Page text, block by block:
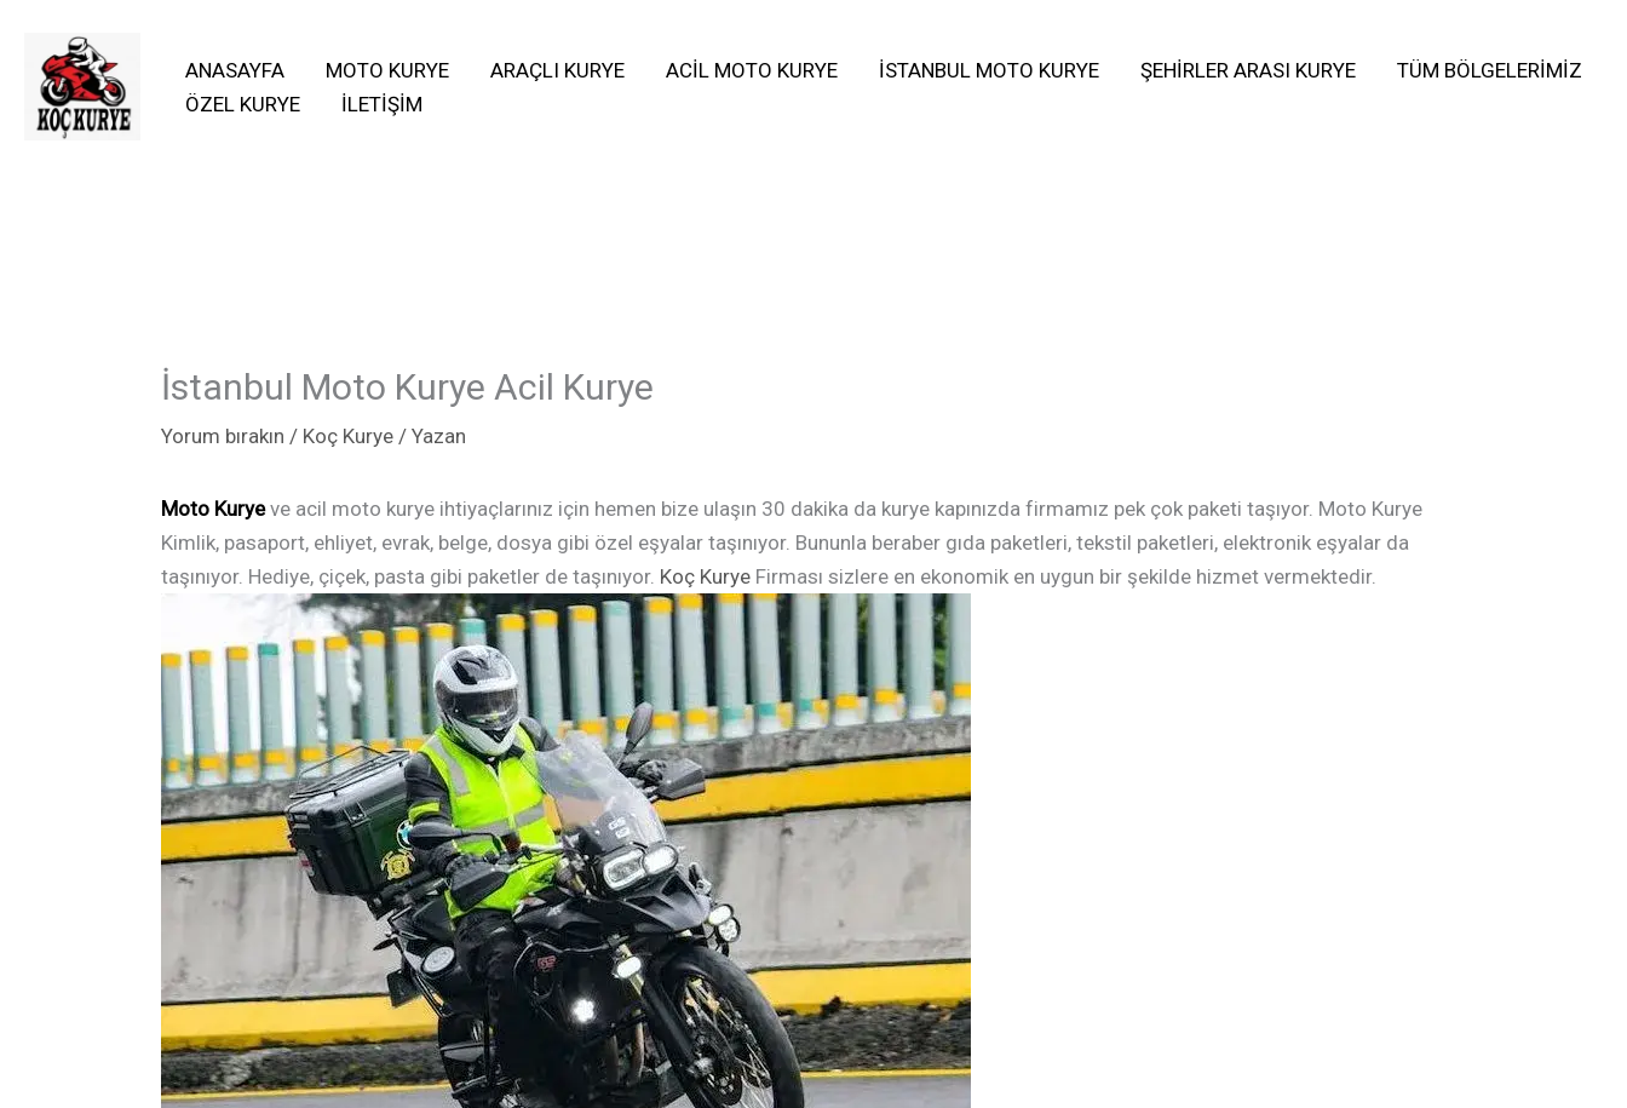
ANASAYFA MOTO KURYE ARAÇLI KURYE ACIL MOTO KURYE İSTANBUL MOTO KURYE ŞEHIRLER ARASI KURYE
TÜM BÖLGELERIMIZ
ÖZEL KURYE
İLETIŞIM
İstanbul Moto Kurye Acil Kurye
Yorum bırakın / Koç Kurye / Yazan
Moto Kuryeve acil moto kurye ihtiyaçlarınız için hemen bize ulaşın 30 dakika da kurye kapınızda firmamız pek çok paketi taşıyor. Moto Kurye
Kimlik, pasaport, ehliyet, evrak, belge, dosya gibi özel eşyalar taşınıyor. Bununla beraber gıda paketleri, tekstil paketleri, elektronik eşyalar da
taşınıyor. Hediye, çiçek, pasta gibi paketler de taşınıyor. Koç Kurye Firması sizlere en ekonomik en uygun bir şekilde hizmet vermektedir.